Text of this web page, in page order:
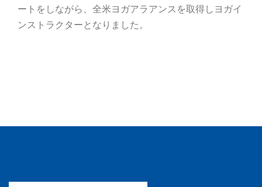
ートをしながら、全米ヨガアラアンスを取得しヨガイ
ンストラクターとなりました。